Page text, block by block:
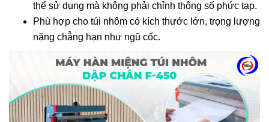
thể sử dụng mà không phải chỉnh thông số phức tạp.
Phù hợp cho túi nhôm có kích thước lớn, trọng lượng
nặng chẳng hạn như ngũ cốc.